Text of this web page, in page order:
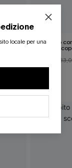
Mini abito
schiena
locale per una